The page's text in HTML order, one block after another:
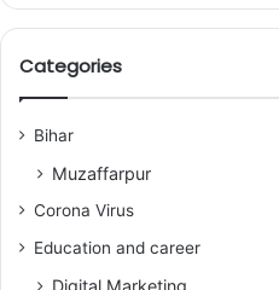
Categories
Bihar
Muzaffarpur
Corona Virus
Education and career
Digital Marketing